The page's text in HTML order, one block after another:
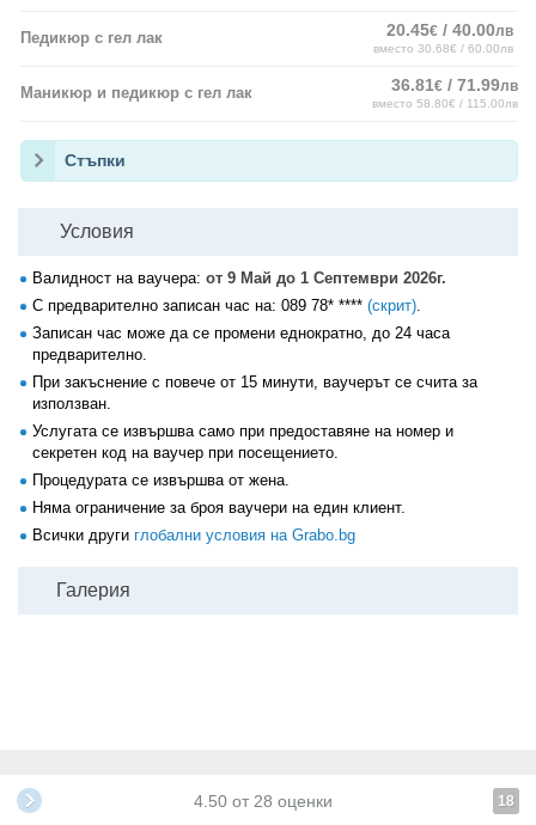
Педикюр с гел лак 20.45€ / 40.00лв
вместо 30.68€ / 60.00лв
Маникюр и педикюр с гел лак 36.81€ / 71.99лв
вместо 58.80€ / 115.00лв
Стъпки
Условия
Валидност на ваучера: от 9 Май до 1 Септември 2026г.
С предварително записан час на: 089 78* **** (скрит).
Записан час може да се промени еднократно, до 24 часа
предварително.
При закъснение с повече от 15 минути, ваучерът се счита за
използван.
Услугата се извършва само при предоставяне на номер и
секретен код на ваучер при посещението.
Процедурата се извършва от жена.
Няма ограничение за броя ваучери на един клиент.
Всички други глобални условия на Grabo.bg
Галерия
4.50 от 28 оценки 18